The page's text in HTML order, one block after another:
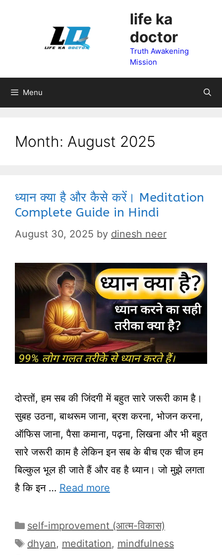
life ka
doctor
Truth Awakening
Mission
Menu
Month: August 2025
ध्यान क्या है और कैसे करें। Meditation
Complete Guide in Hindi
August 30, 2025 by dinesh neer
दोस्तों, हम सब की जिंदगी में बहुत सारे जरूरी काम है।
सुबह उठना, बाथरूम जाना, ब्रश करना, भोजन करना,
ऑफिस जाना, पैसा कमाना, पढ़ना, लिखना और भी बहुत
सारे जरूरी काम है लेकिन इन सब के बीच एक चीज हम
बिल्कुल भूल ही जाते हैं और वह है ध्यान। जो मुझे लगता
है कि इन … Read more
Categories
self-improvement (आत्म-विकास)
Tags
dhyan, meditation, mindfulness